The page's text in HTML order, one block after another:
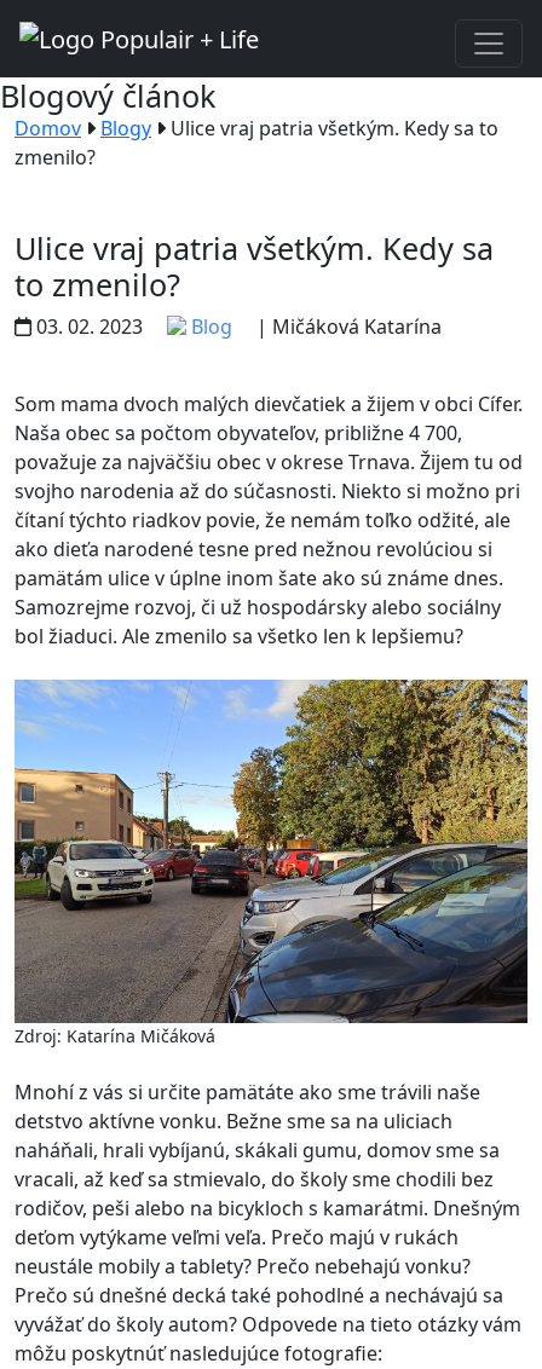
Blogový článok
Domov Blogy
Ulice vraj patria všetkým. Kedy sa to
zmenilo?
Ulice vraj patria všetkým. Kedy sa
to zmenilo?
03. 02. 2023 Blog | Mičáková Katarína
Som mama dvoch malých dievčatiek a žijem v obci Cífer.
Naša obec sa počtom obyvateľov, približne 4 700,
považuje za najväčšiu obec v okrese Trnava. Žijem tu od
svojho narodenia až do súčasnosti. Niekto si možno pri
čítaní týchto riadkov povie, že nemám toľko odžité, ale
ako dieťa narodené tesne pred nežnou revolúciou si
pamätám ulice v úplne inom šate ako sú známe dnes.
Samozrejme rozvoj, či už hospodársky alebo sociálny
bol žiaduci. Ale zmenilo sa všetko len k lepšiemu?
Zdroj: Katarína Mičáková
Mnohí z vás si určite pamätáte ako sme trávili naše
detstvo aktívne vonku. Bežne sme sa na uliciach
naháňali, hrali vybíjanú, skákali gumu, domov sme sa
vracali, až keď sa stmievalo, do školy sme chodili bez
rodičov, peši alebo na bicykloch s kamarátmi. Dnešným
deťom vytýkame veľmi veľa. Prečo majú v rukách
neustále mobily a tablety? Prečo nebehajú vonku?
Prečo sú dnešné decká také pohodlné a nechávajú sa
vyvážať do školy autom? Odpovede na tieto otázky vám
môžu poskytnúť nasledujúce fotografie: